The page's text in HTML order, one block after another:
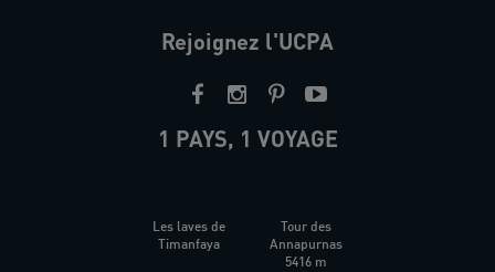
Rejoignez l'UCPA
1 PAYS, 1 VOYAGE
Les laves de
Timanfaya
Tour des
Annapurnas
5416 m